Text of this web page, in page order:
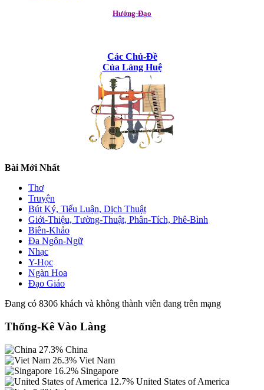
Hướng-Đạo
Các Chủ-Đề
Của Làng Huệ
Bài Mới Nhất
Thơ
Truyện
Bút Ký, Tiểu Luận, Dịch Thuật
Giới-Thiệu, Tường-Thuật, Phân-Tích, Phê-Bình
Biên-Khảo
Đa Ngôn-Ngữ
Nhạc
Y-Học
Ngàn Hoa
Đạo Giáo
Đang có 8306 khách và không thành viên đang trên mạng
Thống-Kê Vào Làng
27.3% China
26.3% Viet Nam
16.2% Singapore
12.7% United States of America